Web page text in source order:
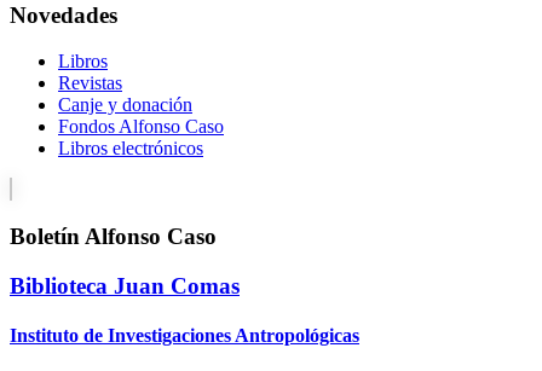
Novedades
Libros
Revistas
Canje y donación
Fondos Alfonso Caso
Libros electrónicos
Boletín Alfonso Caso
Biblioteca Juan Comas
Instituto de Investigaciones Antropológicas